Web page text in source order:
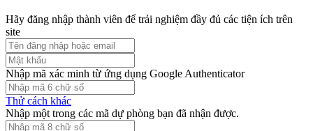
Hãy đăng nhập thành viên để trải nghiệm đầy đủ các tiện ích trên
site
Nhập mã xác minh từ ứng dụng Google Authenticator
Thử cách khác
Nhập một trong các mã dự phòng bạn đã nhận được.